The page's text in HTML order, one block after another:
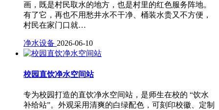
画，既是村民取水的地方，也是村里的红色服务阵地。
有了它，再也不用愁井水不干净、桶装水贵又不方便，
村民在家门口就…
净水设备 2026-06-10
校园直饮净水空间站
专为校园打造的直饮净水空间站，是师生在校的 “饮水
补给站”。外观采用清爽的白绿配色，可刻印校徽、定制